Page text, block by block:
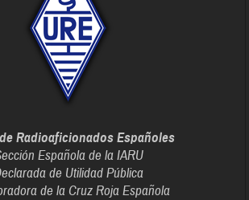
Radioaficionados Españoles
Española de la IARU
de Utilidad Pública
de la Cruz Roja Española